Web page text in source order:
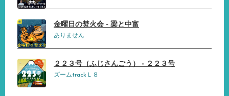
金曜日の焚火会 - 梁と中富
ありません
２２３号（ふじさんごう） - ２２３号
ズームtrackＬ８